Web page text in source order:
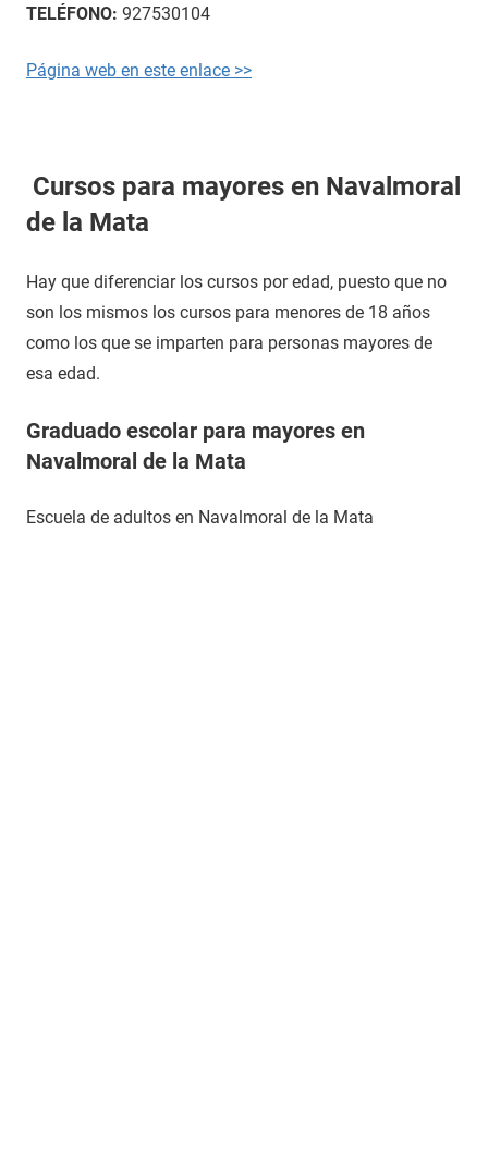
TELÉFONO: 927530104
Página web en este enlace >>
Cursos para mayores en Navalmoral
de la Mata
Hay que diferenciar los cursos por edad, puesto que no
son los mismos los cursos para menores de 18 años
como los que se imparten para personas mayores de
esa edad.
Graduado escolar para mayores en
Navalmoral de la Mata
Escuela de adultos en Navalmoral de la Mata